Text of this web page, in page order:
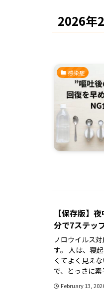
2026年
感染症
【保存版】
分で7ステッ
ノロウイルス
す。 人は、寝
くてよく見え
で、とっさに
February 13,